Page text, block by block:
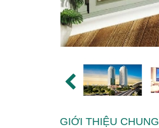
GIỚI THIỆU CHUNG